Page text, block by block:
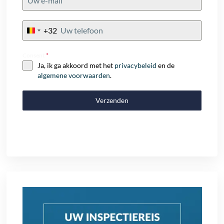
Belgium
+32
Consent*
Ja, ik ga akkoord met het privacybeleid en de
algemene voorwaarden.
Verzenden